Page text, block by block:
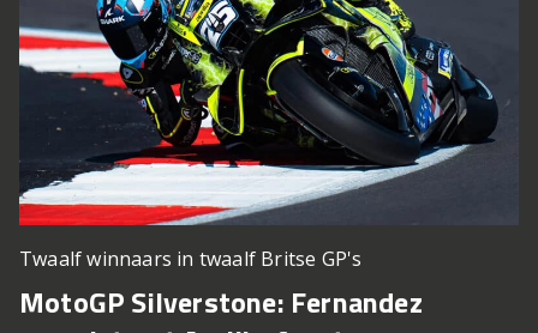
Twaalf winnaars in twaalf Britse GP's
MotoGP Silverstone: Fernandez